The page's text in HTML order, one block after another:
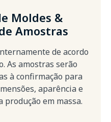
Moldes &
Amostras
de acordo
As amostras serão
à confirmação para
aparência e
em massa.